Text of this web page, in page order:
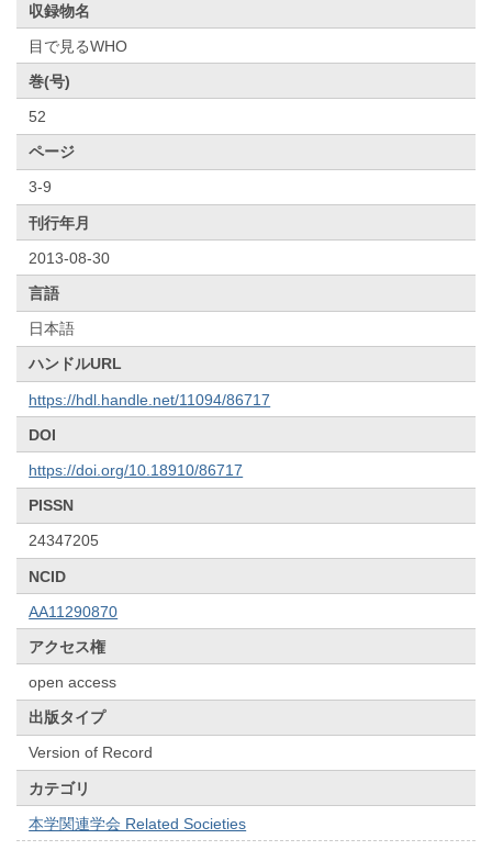
収録物名
目で見るWHO
巻(号)
52
ページ
3-9
刊行年月
2013-08-30
言語
日本語
ハンドルURL
https://hdl.handle.net/11094/86717
DOI
https://doi.org/10.18910/86717
PISSN
24347205
NCID
AA11290870
アクセス権
open access
出版タイプ
Version of Record
カテゴリ
本学関連学会 Related Societies